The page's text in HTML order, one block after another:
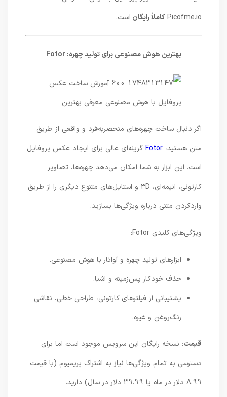
Picofme.io کاملاً رایگاناست.
بهترین هوش مصنوعی برای تولید چهره: Fotor
اگر دنبال ساخت چهره‌های منحصربه‌فرد و واقعی از طریق
متن هستید،Fotor گزینه‌ای عالی برای ایجاد عکس پروفایل
است. این ابزار به شما امکان می‌دهد چهره‌ها، تصاویر
کارتونی، انیمه‌ای، 3D و استایل‌های متنوع دیگری را از طریق
واردکردن متنی درباره ویژگی‌ها بسازید.
ویژگی‌های کلیدی Fotor:
ابزارهای تولید چهره و آواتار با هوش مصنوعی.
حذف خودکار پس‌زمینه و اشیا.
پشتیبانی از فیلترهای کارتونی، طراحی خطی، نقاشی
رنگ‌روغن و غیره.
: نسخه رایگان این سرویس موجود است اما برای
دسترسی به تمام ویژگی‌ها نیاز به اشتراک پریمیوم (با قیمت